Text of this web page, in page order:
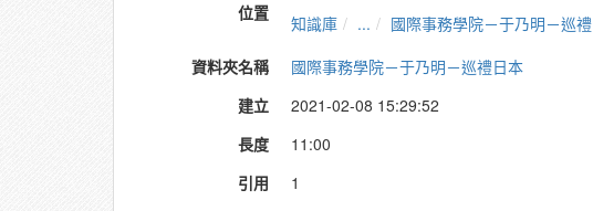
位置 知識庫 ...
國際事務學院－于乃明－巡
資料夾名稱
國際事務學院－于乃明－巡禮日本
建立
2021-02-08 15:29:52
長度
11:00
引用
1